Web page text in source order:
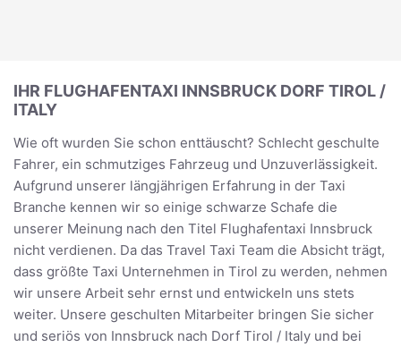
IHR FLUGHAFENTAXI INNSBRUCK DORF TIROL /
ITALY
Wie oft wurden Sie schon enttäuscht? Schlecht geschulte
Fahrer, ein schmutziges Fahrzeug und Unzuverlässigkeit.
Aufgrund unserer längjährigen Erfahrung in der Taxi
Branche kennen wir so einige schwarze Schafe die
unserer Meinung nach den Titel Flughafentaxi Innsbruck
nicht verdienen. Da das Travel Taxi Team die Absicht trägt,
dass größte Taxi Unternehmen in Tirol zu werden, nehmen
wir unsere Arbeit sehr ernst und entwickeln uns stets
weiter. Unsere geschulten Mitarbeiter bringen Sie sicher
und seriös von Innsbruck nach Dorf Tirol / Italy und bei